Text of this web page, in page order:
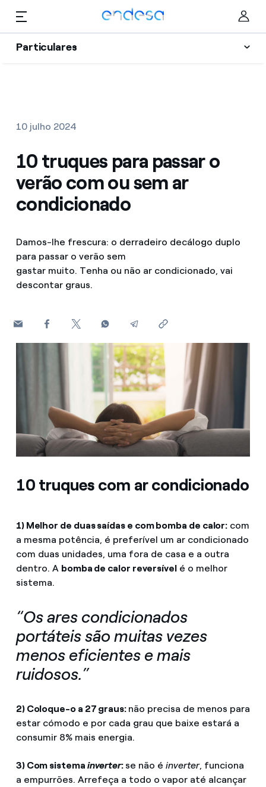
Particulares
Vantagens
Apoio
Blog Endesa
Quem somos
Informação Útil
My Endesa
Contactos
Negócios
Corporate
10 julho 2024
10 truques para passar o
verão com ou sem ar
condicionado
Damos-lhe frescura: o derradeiro decálogo duplo
para passar o verão sem
gastar muito. Tenha ou não ar condicionado, vai
descontar graus.
10 truques com ar condicionado
1) Melhor de duas saídas e com bomba de calor: com
a mesma potência, é preferível um ar condicionado
com duas unidades, uma fora de casa e a outra
dentro. A bomba de calor reversívelé o melhor
sistema.
“Os ares condicionados
portáteis são muitas vezes
menos eficientes e mais
ruidosos.”
2) Coloque-o a 27 graus: não precisa de menos para
estar cómodo e por cada grau que baixe estará a
consumir 8% mais energia.
3) Com sistema inverter: se não é inverter, funciona
a empurrões. Arrefeça a todo o vapor até alcançar